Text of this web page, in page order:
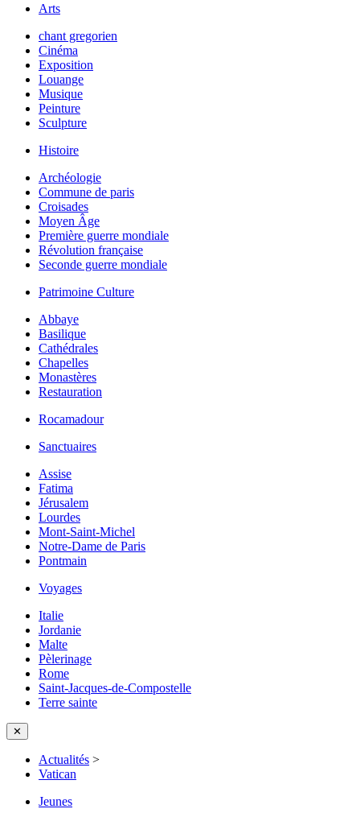
Arts
chant gregorien
Cinéma
Exposition
Louange
Musique
Peinture
Sculpture
Histoire
Archéologie
Commune de paris
Croisades
Moyen Âge
Première guerre mondiale
Révolution française
Seconde guerre mondiale
Patrimoine Culture
Abbaye
Basilique
Cathédrales
Chapelles
Monastères
Restauration
Rocamadour
Sanctuaires
Assise
Fatima
Jérusalem
Lourdes
Mont-Saint-Michel
Notre-Dame de Paris
Pontmain
Voyages
Italie
Jordanie
Malte
Pèlerinage
Rome
Saint-Jacques-de-Compostelle
Terre sainte
✕
Actualités >
Vatican
Jeunes